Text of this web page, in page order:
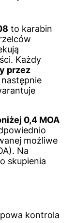
to karabin
Każdy
przez
następnie
0,4 MOA
możliwe
Na
skupienia
kontrola